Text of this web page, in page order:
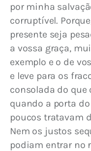
por minha
corruptível.
presente seja
a vossa graça,
exemplo e o de
e leve para os
consolada do que
quando a porta
poucos tratavam
Nem os justos
podiam entrar no